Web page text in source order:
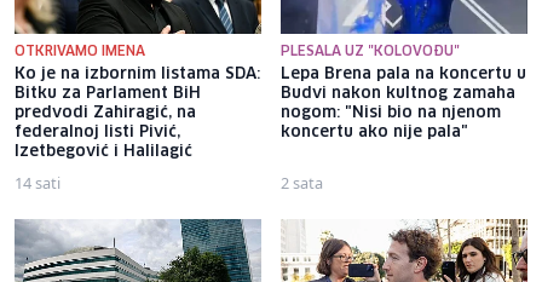
OTKRIVAMO IMENA
Ko je na izbornim listama SDA:
Bitku za Parlament BiH
predvodi Zahiragić, na
federalnoj listi Pivić,
Izetbegović i Halilagić
14 sati
PLESALA UZ "KOLOVOĐU"
Lepa Brena pala na koncertu u
Budvi nakon kultnog zamaha
nogom: "Nisi bio na njenom
koncertu ako nije pala"
2 sata